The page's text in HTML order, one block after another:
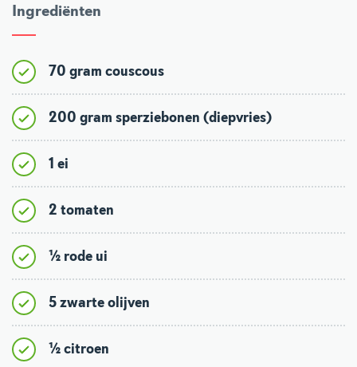
Ingrediënten
70 gram couscous
200 gram sperziebonen (diepvries)
1 ei
2 tomaten
½ rode ui
5 zwarte olijven
½ citroen